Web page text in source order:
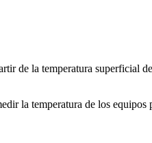
de la temperatura superficial
la temperatura de los equipos